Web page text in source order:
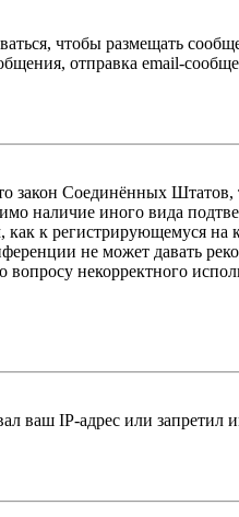
чтобы размещать
отправка email-
закон Соединённых
наличие иного вида
к регистрирующемуся на
не может давать
некорректного
ваш IP-адрес или запретил